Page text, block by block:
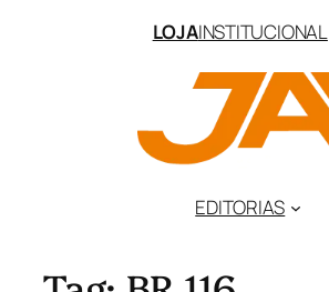
LOJAINSTITUCIONAL
EDITORIAS